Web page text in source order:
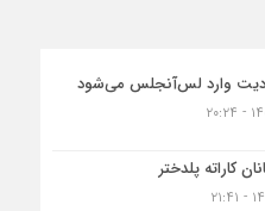
وارد لس‌آنجلس می‌شود
کاراته پلدختر